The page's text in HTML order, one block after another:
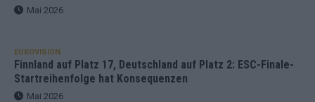
Mai 2026
EUROVISION
Finnland auf Platz 17, Deutschland auf Platz 2: ESC-Finale-
Startreihenfolge hat Konsequenzen
Mai 2026